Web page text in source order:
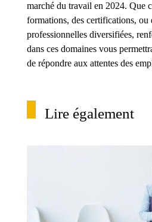
marché du travail en 2024. Que
formations, des certifications, ou
professionnelles diversifiées,
dans ces domaines vous
de répondre aux attentes des
Lire également